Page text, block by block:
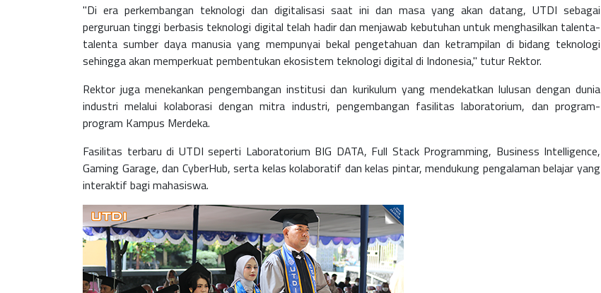
"Di era perkembangan teknologi dan digitalisasi saat ini dan masa yang akan datang, UTDI sebagai
perguruan tinggi berbasis teknologi digital telah hadir dan menjawab kebutuhan untuk menghasilkan talenta-
talenta sumber daya manusia yang mempunyai bekal pengetahuan dan ketrampilan di bidang teknologi
sehingga akan memperkuat pembentukan ekosistem teknologi digital di Indonesia," tutur Rektor.
Rektor juga menekankan pengembangan institusi dan kurikulum yang mendekatkan lulusan dengan dunia
industri melalui kolaborasi dengan mitra industri, pengembangan fasilitas laboratorium, dan program-
program Kampus Merdeka.
Fasilitas terbaru di UTDI seperti Laboratorium BIG DATA, Full Stack Programming, Business Intelligence,
Gaming Garage, dan CyberHub, serta kelas kolaboratif dan kelas pintar, mendukung pengalaman belajar yang
interaktif bagi mahasiswa.